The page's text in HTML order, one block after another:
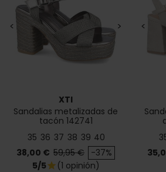
< >
XTI
Sandalias metalizadas de
tacón 142741
35 36 37 38 39 40
Precio
38,00 € Precio base
59,95 € -37%
5/5star (1 opinión)
<